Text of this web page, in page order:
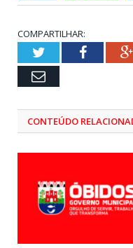
COMPARTILHAR:
TwitterFacebook
Email
CONTEÚDO